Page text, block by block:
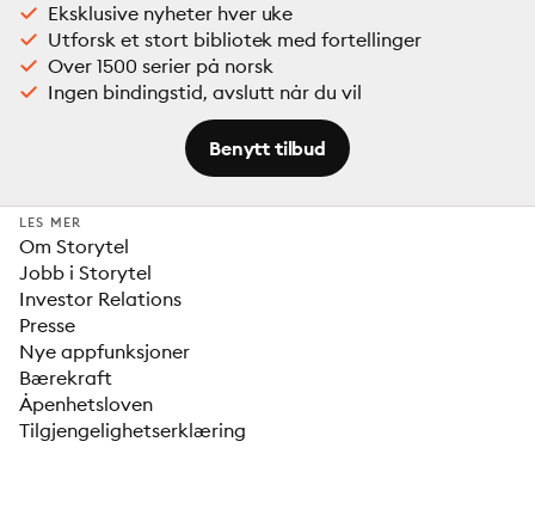
Eksklusive nyheter hver uke
Utforsk et stort bibliotek med fortellinger
Over 1500 serier på norsk
Ingen bindingstid, avslutt når du vil
Benytt tilbud
LES MER
Om Storytel
Jobb i Storytel
Investor Relations
Presse
Nye appfunksjoner
Bærekraft
Åpenhetsloven
Tilgjengelighetserklæring